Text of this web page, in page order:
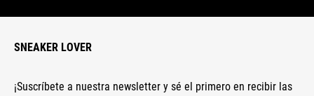
SNEAKER LOVER
¡Suscríbete a nuestra newsletter y sé el primero en recibir las